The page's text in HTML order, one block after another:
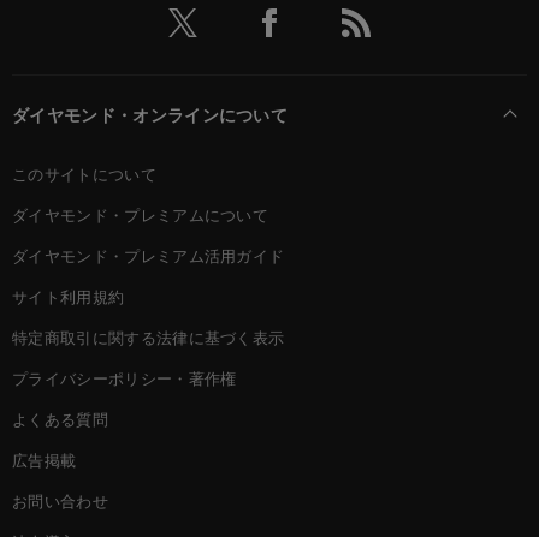
ダイヤモンド・オンラインについて
このサイトについて
ダイヤモンド・プレミアムについて
ダイヤモンド・プレミアム活用ガイド
サイト利用規約
特定商取引に関する法律に基づく表示
プライバシーポリシー・著作権
よくある質問
広告掲載
お問い合わせ